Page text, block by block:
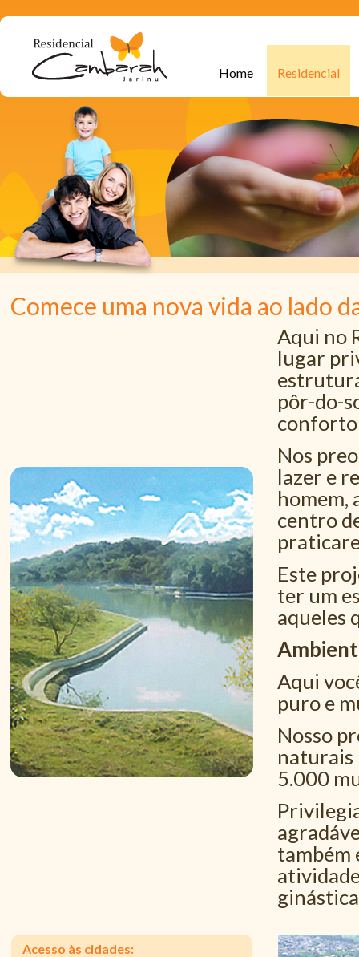
Home Residencial
Comece uma nova vida ao lado
Aqui no
lugar
pôr-do-
conforto
Nos
lazer e
homem,
centro
Este
ter um
aqueles
Aqui
puro e
Nosso
naturais
5.000
também
Acesso às cidades: